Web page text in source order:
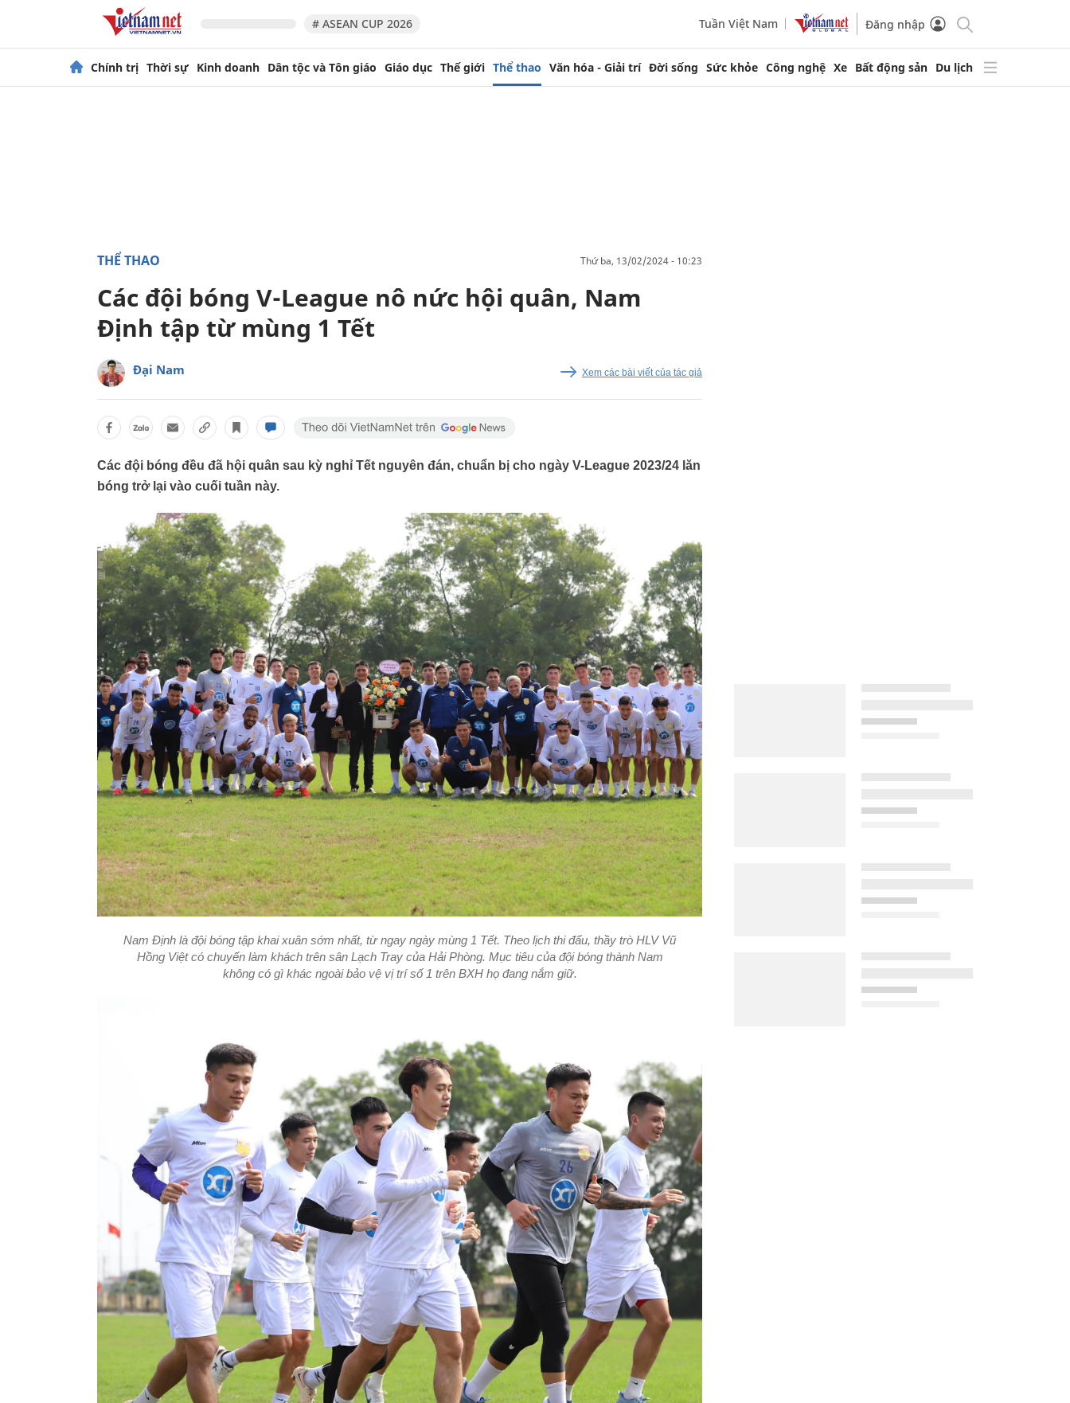
# ASEAN CUP 2026 Tuần Việt Nam Đăng nhập
Chính trị Thời sự Kinh doanh Dân tộc và Tôn giáo Giáo dục Thế giới Thể thao Văn hóa - Giải trí Đời sống Sức khỏe Công nghệ Xe Bất động sản Du lịch
THỂ THAO thứ ba, 13/02/2024 - 10:23
Các đội bóng V-League nô nức hội quân, Nam
Định tập từ mùng 1 Tết
Đại Nam Xem các bài viết của tác giả
Các đội bóng đều đã hội quân sau kỳ nghỉ Tết nguyên đán, chuẩn bị cho ngày V-League 2023/24 lăn
bóng trở lại vào cuối tuần này.
Nam Định là đội bóng tập khai xuân sớm nhất, từ ngay ngày mùng 1 Tết. Theo lịch thi đấu, thầy trò HLV Vũ
Hồng Việt có chuyến làm khách trên sân Lạch Tray của Hải Phòng. Mục tiêu của đội bóng thành Nam
không có gì khác ngoài bảo vệ vị trí số 1 trên BXH họ đang nắm giữ.